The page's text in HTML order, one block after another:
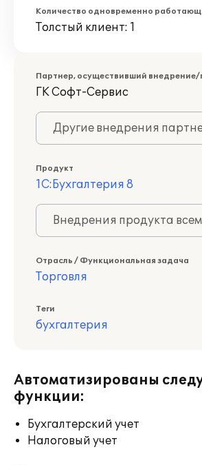
Количество одновременно
Толстый клиент: 1
Партнер, осуществивший внедрение/
ГK Софт-Сервис
Другие внедрения
Продукт
1С:Бухгалтерия 8
Внедрения продукта
Отрасль / Функциональная задача
Торговля
Теги
бухгалтерия
Автоматизированы
функции:
Бухгалтерский учет
Налоговый учет